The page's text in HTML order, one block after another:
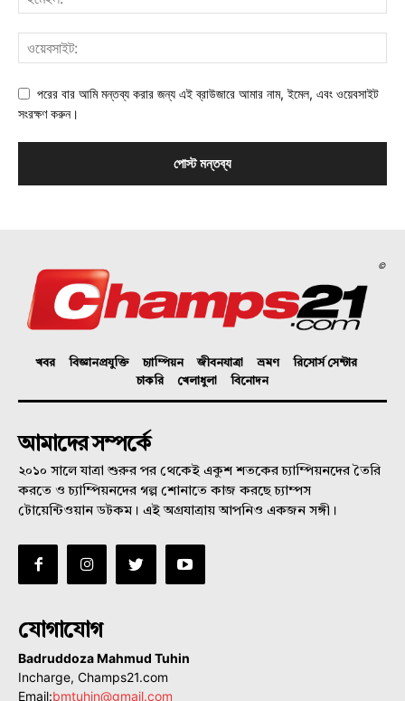
পরের বার আমি মন্তব্য করার জন্য এই ব্রাউজারে আমার নাম, ইমেল, এবং ওয়েবসাইট
সংরক্ষণ করুন।
©
খবর বিজ্ঞানপ্রযুক্তি চ্যাম্পিয়ন জীবনযাত্রা ভ্রমণ
রিসোর্স সেন্টার
চাকরি
খেলাধুলা বিনোদন
আমাদের সম্পর্কে
২০১০ সালে যাত্রা শুরুর পর থেকেই একুশ শতকের চ্যাম্পিয়নদের তৈরি
করতে ও চ্যাম্পিয়নদের গল্প শোনাতে কাজ করছে চ্যাম্পস
টোয়েন্টিওয়ান ডটকম। এই অগ্রযাত্রায় আপনিও একজন সঙ্গী।
যোগাযোগ
Badruddoza Mahmud Tuhin
Incharge, Champs21.com
Email:bmtuhin@gmail.com